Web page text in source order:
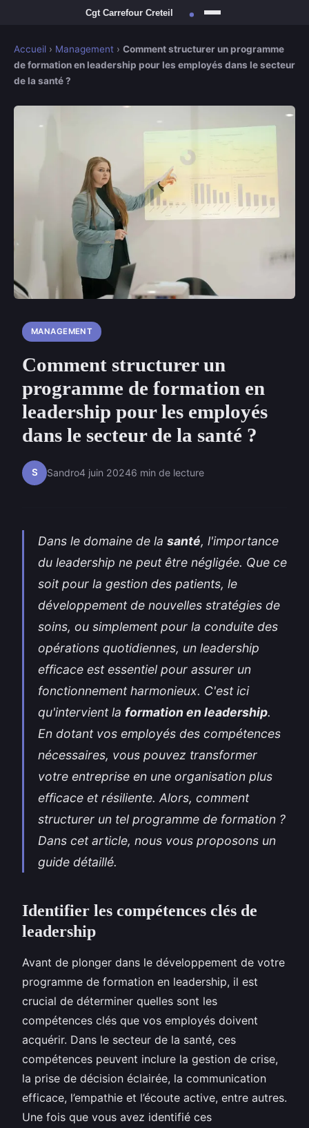
Accueil › Management › Comment structurer un programme
de formation en leadership pour les employés dans le secteur
de la santé ?
MANAGEMENT
Comment structurer un
programme de formation en
leadership pour les employés
dans le secteur de la santé ?
S Sandro4 juin 20246 min de lecture
Dans le domaine de la santé, l'importance
du leadership ne peut être négligée. Que ce
soit pour la gestion des patients, le
développement de nouvelles stratégies de
soins, ou simplement pour la conduite des
opérations quotidiennes, un leadership
efficace est essentiel pour assurer un
fonctionnement harmonieux. C'est ici
qu'intervient la formation en leadership.
En dotant vos employés des compétences
nécessaires, vous pouvez transformer
votre entreprise en une organisation plus
efficace et résiliente. Alors, comment
structurer un tel programme de formation ?
Dans cet article, nous vous proposons un
guide détaillé.
Identifier les compétences clés de
leadership
Avant de plonger dans le développement de votre
programme de formation en leadership, il est
crucial de déterminer quelles sont les
compétences clés que vos employés doivent
acquérir. Dans le secteur de la santé, ces
compétences peuvent inclure la gestion de crise,
la prise de décision éclairée, la communication
efficace, l’empathie et l’écoute active, entre autres.
Une fois que vous avez identifié ces